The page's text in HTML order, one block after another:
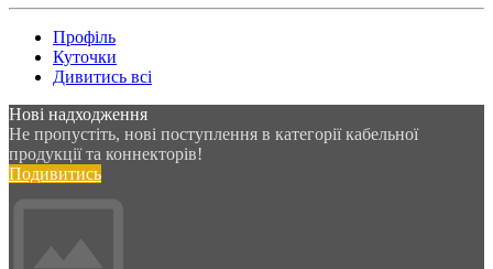
Профіль
Куточки
Дивитись всі
Нові надходження
Не пропустіть, нові поступлення в категорії кабельної
продукції та коннекторів!
Подивитись